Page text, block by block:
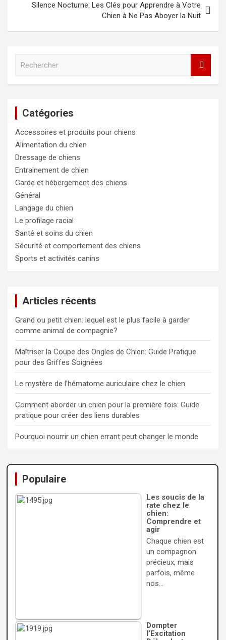
Silence Nocturne: Les Clés pour Apprendre à Votre
Chien à Ne Pas Aboyer la Nuit
c
h
e
r
Catégories
Accessoires et produits pour chiens
Alimentation du chien
Dressage de chiens
Entrainement de chien
Garde et hébergement des chiens
Général
Langage du chien
Le profilage racial
Santé et soins du chien
Sécurité et comportement des chiens
Sports et activités canins
Articles récents
Grand ou petit chien: lequel est le plus facile à garder
comme animal de compagnie?
Maîtriser la Coupe des Ongles de Chien: Guide Pratique
pour des Griffes Soignées
Le mystère de l’hématome auriculaire chez le chien
Comment aborder un chien pour la première fois: Guide
pratique pour créer des liens durables
Pourquoi nourrir un chien errant peut changer le monde
Populaire
Les soucis de la
rate chez le
chien:
Comprendre et
agir
Chaque chien est
un compagnon
précieux, mais
parfois, même
nos…
Dompter
l’Excitation